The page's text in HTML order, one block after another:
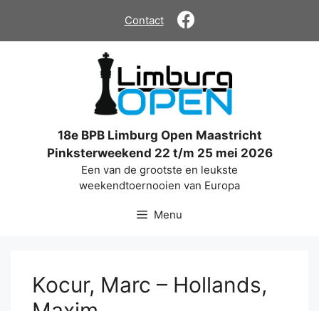
de
Contact
18e BPB Limburg Open Maastricht
Pinksterweekend 22 t/m 25 mei 2026
Een van de grootste en leukste
weekendtoernooien van Europa
Menu
Kocur, Marc – Hollands,